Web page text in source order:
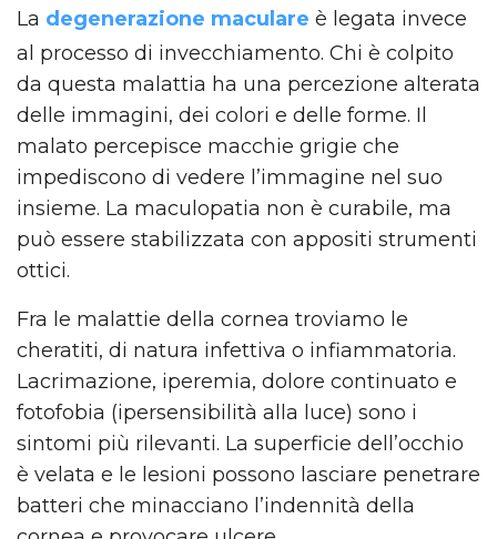
La degenerazione maculare è legata invece
al processo di invecchiamento. Chi è colpito
da questa malattia ha una percezione alterata
delle immagini, dei colori e delle forme. Il
malato percepisce macchie grigie che
impediscono di vedere l’immagine nel suo
insieme. La maculopatia non è curabile, ma
può essere stabilizzata con appositi strumenti
ottici.
Fra le malattie della cornea troviamo le
cheratiti, di natura infettiva o infiammatoria.
Lacrimazione, iperemia, dolore continuato e
fotofobia (ipersensibilità alla luce) sono i
sintomi più rilevanti. La superficie dell’occhio
è velata e le lesioni possono lasciare penetrare
batteri che minacciano l’indennità della